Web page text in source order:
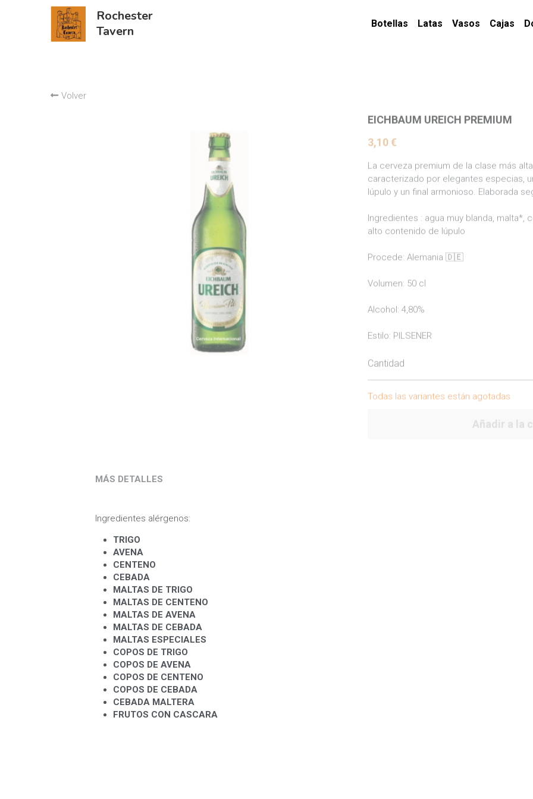
Rochester
Tavern
Botellas Latas Vasos Cajas
Volver
EICHBAUM UREICH PREMIUM
3,10 €
La cerveza premium de la clase más
caracterizado por elegantes especias,
lúpulo y un final armonioso. Elaborada
Ingredientes : agua muy blanda, malta*,
alto contenido de lúpulo
Procede: Alemania 🇩🇪
Volumen: 50 cl
Alcohol: 4,80%
Estilo: PILSENER
Cantidad
Todas las variantes están agotadas
Añadir a la
MÁS DETALLES
Ingredientes alérgenos:
TRIGO
AVENA
CENTENO
CEBADA
MALTAS DE TRIGO
MALTAS DE CENTENO
MALTAS DE AVENA
MALTAS DE CEBADA
MALTAS ESPECIALES
COPOS DE TRIGO
COPOS DE AVENA
COPOS DE CENTENO
COPOS DE CEBADA
CEBADA MALTERA
FRUTOS CON CASCARA